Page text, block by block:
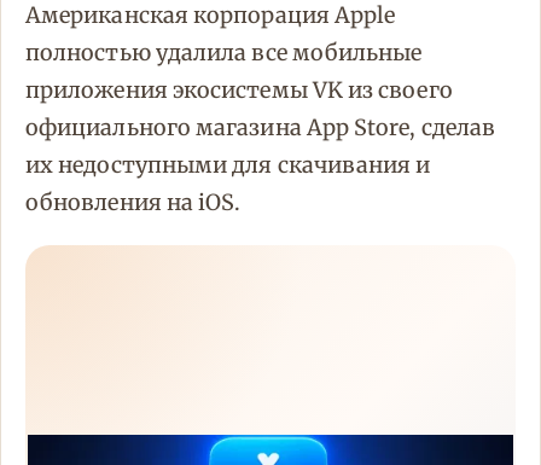
Американская корпорация Apple
полностью удалила все мобильные
приложения экосистемы VK из своего
официального магазина App Store, сделав
их недоступными для скачивания и
обновления на iOS.